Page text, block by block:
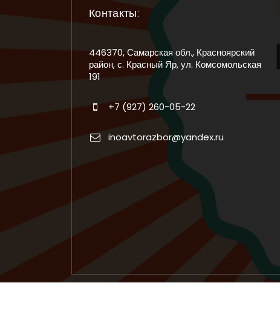
Контакты:
446370, Самарская обл., Красноярский
район, с. Красный Яр, ул. Комсомольская
191
+7 (927) 260-05-22
inoavtorazbor@yandex.ru